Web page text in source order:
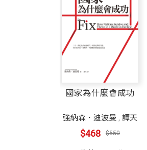
國家為什麼會成功
強納森．迪波曼 , 譚天
$468 $550